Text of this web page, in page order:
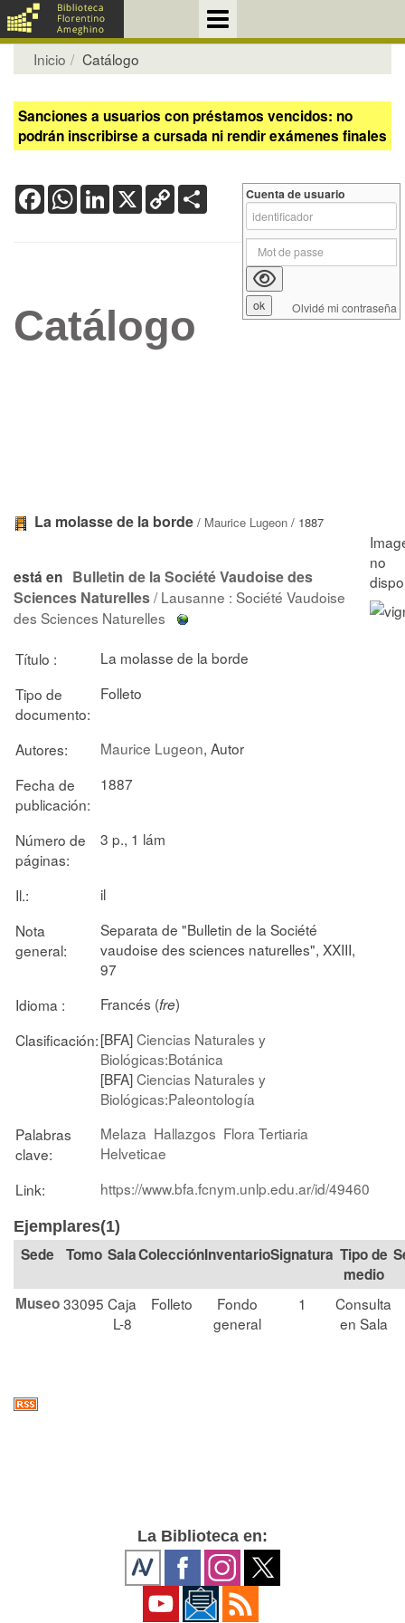
Inicio Catálogo
Sanciones a usuarios con préstamos vencidos: no
podrán inscribirse a cursada ni rendir exámenes finales
FacebookWhatsApp
LinkedIn
X Copy
Link
Catálogo
La molasse de la borde / Maurice Lugeon / 1887
está en Bulletin de la Société Vaudoise des
Sciences Naturelles/ Lausanne : Société Vaudoise
des Sciences Naturelles
Título :
La molasse de la borde
Tipo de
documento:
Folleto
Autores: Maurice Lugeon, Autor
Fecha de
publicación:
1887
Número de
páginas:
3 p., 1 lám
Il.:
il
Nota
general:
Separata de "Bulletin de la Société
vaudoise des sciences naturelles", XXIII,
97
Idioma :
Francés (fre)
Clasificación:[BFA]Ciencias Naturales y
Biológicas:Botánica
[BFA]Ciencias Naturales y
Biológicas:Paleontología
Palabras
clave:
Melaza Hallazgos Flora Tertiaria
Helveticae
Link:
https://www.bfa.fcnym.unlp.edu.ar/id/49460
Ejemplares(1)
Tomo SalaColección Signatura Tipo de
medio
Museo33095 Caja
L-8
Folleto
Fondo
general
1
Consulta
en Sala
Cuenta de usuario
Olvidé mi contraseña
La Biblioteca en: